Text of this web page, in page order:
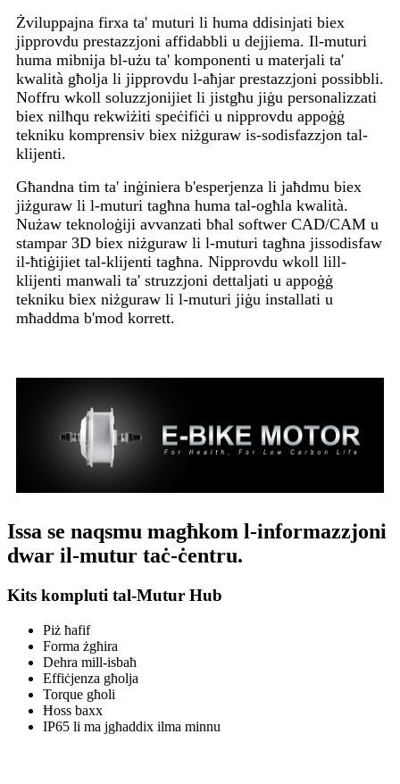
Żviluppajna firxa ta' muturi li huma ddisinjati biex
jipprovdu prestazzjoni affidabbli u dejjiema. Il-muturi
huma mibnija bl-użu ta' komponenti u materjali ta'
kwalità għolja li jipprovdu l-aħjar prestazzjoni possibbli.
Noffru wkoll soluzzjonijiet li jistgħu jiġu personalizzati
biex nilħqu rekwiżiti speċifiċi u nipprovdu appoġġ
tekniku komprensiv biex niżguraw is-sodisfazzjon tal-
klijenti.
Għandna tim ta' inġiniera b'esperjenza li jaħdmu biex
jiżguraw li l-muturi tagħna huma tal-ogħla kwalità.
Nużaw teknoloġiji avvanzati bħal softwer CAD/CAM u
stampar 3D biex niżguraw li l-muturi tagħna jissodisfaw
il-ħtiġijiet tal-klijenti tagħna. Nipprovdu wkoll lill-
klijenti manwali ta' struzzjoni dettaljati u appoġġ
tekniku biex niżguraw li l-muturi jiġu installati u
mħaddma b'mod korrett.
Issa se naqsmu magħkom l-informazzjoni
dwar il-mutur taċ-ċentru.
Kits kompluti tal-Mutur Hub
Piż ħafif
Forma żgħira
Dehra mill-isbaħ
Effiċjenza għolja
Torque għoli
Ħoss baxx
IP65 li ma jgħaddix ilma minnu